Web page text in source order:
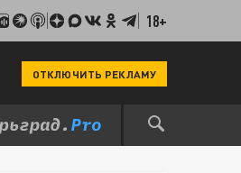
18+
ОТКЛЮЧИТЬ РЕКЛАМУ